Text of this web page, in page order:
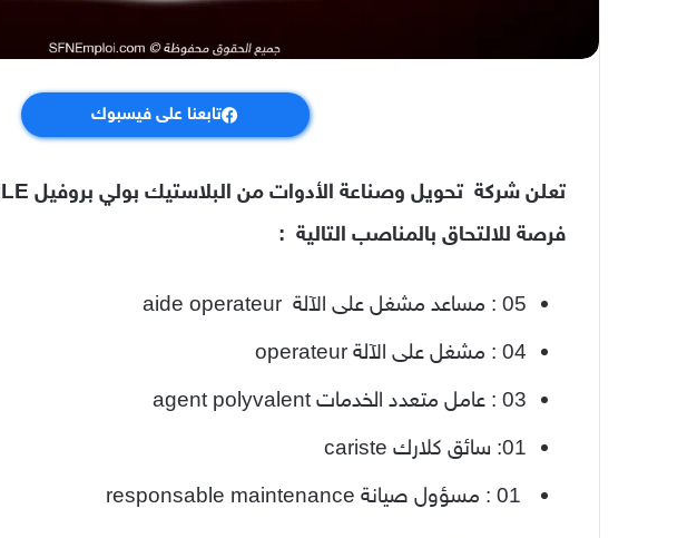
تابعنا على فيسبوك
فرصة للالتحاق بالمناصب التالية :
05 : مساعد مشغل على الآلة aide operateur
04 : مشغل على الآلة operateur
03 : عامل متعدد الخدمات agent polyvalent
01: سائق كلارك cariste